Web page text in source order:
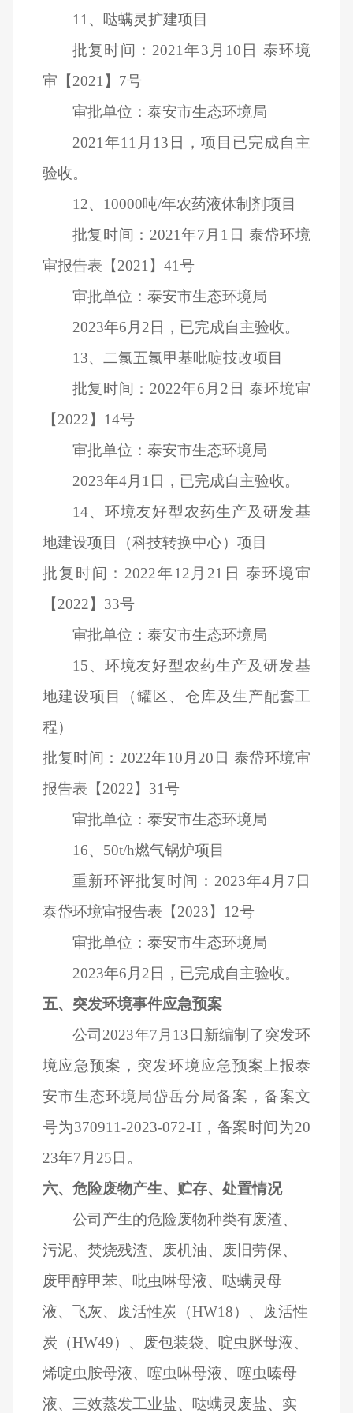
11 、哒螨灵扩建项目
批复时间：2021年3月10日 泰环境
审【2021】7号
审批单位：泰安市生态环境局
2021 年11月13日，项目已完成自主
验收。
12、10000吨/年农药液体制剂项目
批复时间：2021年7月1日 泰岱环境
审报告表【2021】41号
审批单位：泰安市生态环境局
2023年6月2日，已完成自主验收。
13、二氯五氯甲基吡啶技改项目
批复时间：2022年6月2日 泰环境审
【2022】14号
审批单位：泰安市生态环境局
2023年4月1日，已完成自主验收。
14、环境友好型农药生产及研发基
地建设项目（科技转换中心）项目
批复时间：2022年12月21日 泰环境审
【2022】33号
审批单位：泰安市生态环境局
15、环境友好型农药生产及研发基
地建设项目（罐区、仓库及生产配套工
程）
批复时间：2022年10月20日 泰岱环境审
报告表【2022】31号
审批单位：泰安市生态环境局
16、50t/h燃气锅炉项目
重新环评批复时间：2023年4月7日
泰岱环境审报告表【2023】12号
审批单位：泰安市生态环境局
2023年6月2日，已完成自主验收。
五、突发环境事件应急预案
公司2023年7月13日新编制了突发环
境应急预案，突发环境应急预案上报泰
安市生态环境局岱岳分局备案，备案文
号为370911-2023-072-H，备案时间为20
23年7月25日。
六、危险废物产生、贮存、处置情况
公司产生的危险废物种类有废渣、
污泥、焚烧残渣、废机油、废旧劳保、
废甲醇甲苯、吡虫啉母液、哒螨灵母
液、飞灰、废活性炭（HW18）、废活性
炭（HW49）、废包装袋、啶虫脒母液、
烯啶虫胺母液、噻虫啉母液、噻虫嗪母
液、三效蒸发工业盐、哒螨灵废盐、实